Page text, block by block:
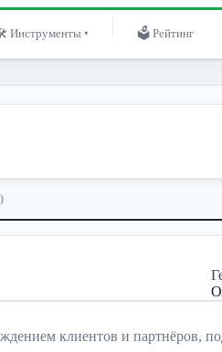
Инструменты ▾ 🗳 Рейтинг
клиентов и